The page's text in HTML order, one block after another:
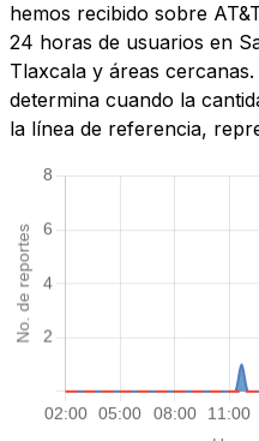
hemos recibido sobre
24 horas de usuarios en
Tlaxcala y áreas
determina cuando la
la línea de referencia,